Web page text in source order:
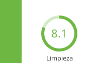
8.1
Limpieza